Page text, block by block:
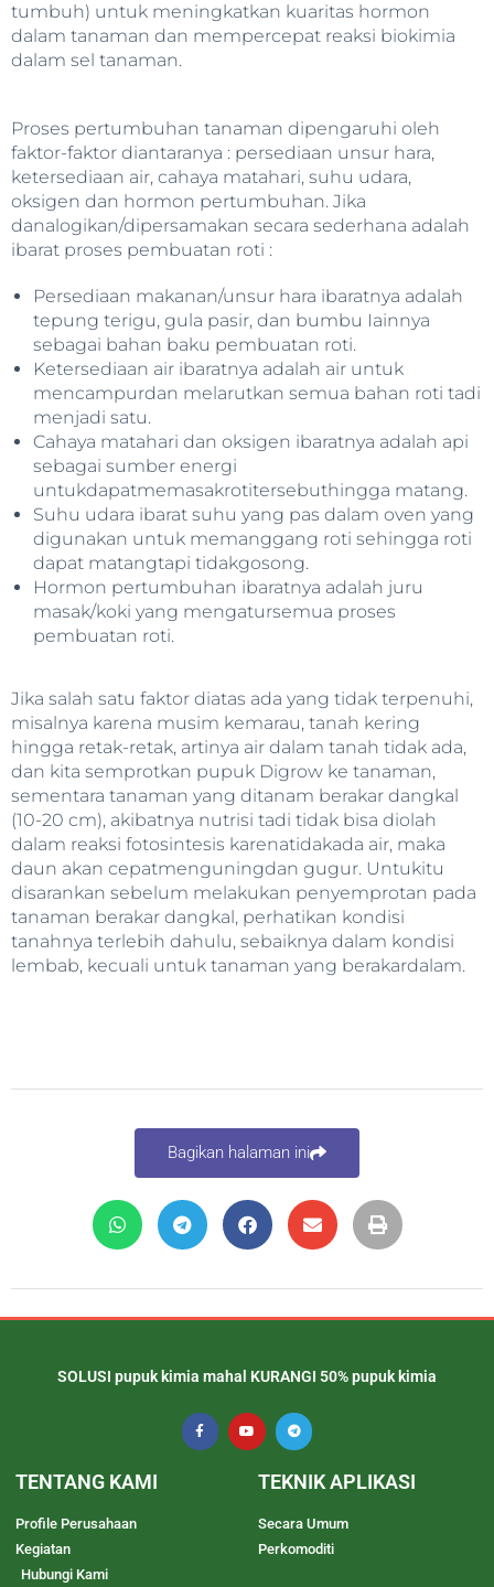
tumbuh) untuk meningkatkan kuaritas hormon
dalam tanaman dan mempercepat reaksi biokimia
dalam sel tanaman.
Proses pertumbuhan tanaman dipengaruhi oleh
faktor-faktor diantaranya : persediaan unsur hara,
ketersediaan air, cahaya matahari, suhu udara,
oksigen dan hormon pertumbuhan. Jika
danalogikan/dipersamakan secara sederhana adalah
ibarat proses pembuatan roti :
Persediaan makanan/unsur hara ibaratnya adalah
tepung terigu, gula pasir, dan bumbu Iainnya
sebagai bahan baku pembuatan roti.
Ketersediaan air ibaratnya adalah air untuk
mencampurdan melarutkan semua bahan roti tadi
menjadi satu.
Cahaya matahari dan oksigen ibaratnya adalah api
sebagai sumber energi
untukdapatmemasakrotitersebuthingga matang.
Suhu udara ibarat suhu yang pas dalam oven yang
digunakan untuk memanggang roti sehingga roti
dapat matangtapi tidakgosong.
Hormon pertumbuhan ibaratnya adalah juru
masak/koki yang mengatursemua proses
pembuatan roti.
Jika salah satu faktor diatas ada yang tidak terpenuhi,
misalnya karena musim kemarau, tanah kering
hingga retak-retak, artinya air dalam tanah tidak ada,
dan kita semprotkan pupuk Digrow ke tanaman,
sementara tanaman yang ditanam berakar dangkal
(10-20 cm), akibatnya nutrisi tadi tidak bisa diolah
dalam reaksi fotosintesis karenatidakada air, maka
daun akan cepatmenguningdan gugur. Untukitu
disarankan sebelum melakukan penyemprotan pada
tanaman berakar dangkal, perhatikan kondisi
tanahnya terlebih dahulu, sebaiknya dalam kondisi
lembab, kecuali untuk tanaman yang berakardalam.
Bagikan halaman ini
SOLUSI pupuk kimia mahal KURANGI 50% pupuk kimia
TENTANG KAMI
Profile Perusahaan
Kegiatan
Hubungi Kami
TEKNIK APLIKASI
Secara Umum
Perkomoditi